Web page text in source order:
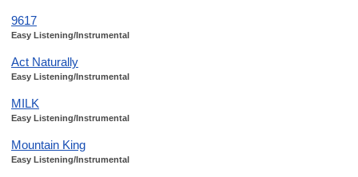
9617
Easy Listening/Instrumental
Act Naturally
Easy Listening/Instrumental
MILK
Easy Listening/Instrumental
Mountain King
Easy Listening/Instrumental